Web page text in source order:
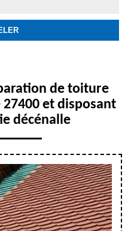
de toiture
et disposant
décénalle